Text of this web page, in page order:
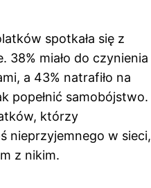
spotkała się z
38% miało do czynienia
a 43% natrafiło na
popełnić samobójstwo.
którzy
nieprzyjemnego w sieci,
z nikim.